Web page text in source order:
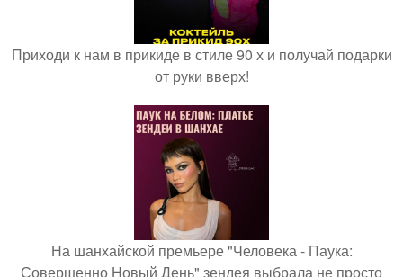
Приходи к нам в прикиде в стиле 90 х и получай подарки
от руки вверх!
На шанхайской премьере "Человека - Паука:
Совершенно Новый День" зендея выбрала не просто